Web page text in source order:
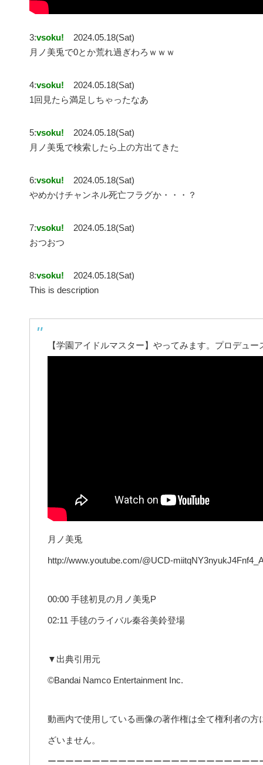
3:vsoku!
2024.05.18(Sat)
月ノ美兎で0とか荒れ過ぎわろｗｗｗ
4:vsoku!
2024.05.18(Sat)
1回見たら満足しちゃったなあ
5:vsoku!
2024.05.18(Sat)
月ノ美兎で検索したら上の方出てきた
6:vsoku!
2024.05.18(Sat)
やめかけチャンネル死亡フラグか・・・？
7:vsoku!
2024.05.18(Sat)
おつおつ
8:vsoku!
2024.05.18(Sat)
This is description
【学園アイドルマスター】やってみます。プロデュ
月ノ美兎
http://www.youtube.com/@UCD-
00:00 手毬初見の月ノ美兎P
02:11 手毬のライバル秦谷美鈴登場
▼出典引用元
©Bandai Namco Entertainment Inc.
動画内で使用している画像の著作権は全て権利者の
ざいません。
ーーーーーーーーーーーーーーーーーーーーーーーー